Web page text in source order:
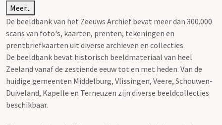
Meer...
De beeldbank van het Zeeuws Archief bevat meer dan 300.000
scans van foto's, kaarten, prenten, tekeningen en
prentbriefkaarten uit diverse archieven en collecties.
De beeldbank bevat historisch beeldmateriaal van heel
Zeeland vanaf de zestiende eeuw tot en met heden. Van de
huidige gemeenten Middelburg, Vlissingen, Veere, Schouwen-
Duiveland, Kapelle en Terneuzen zijn diverse beeldcollecties
beschikbaar.